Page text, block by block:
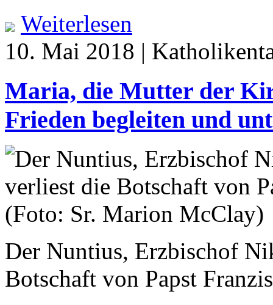
Weiterlesen
10. Mai 2018 |
Maria, die Mutter der
Frieden begleiten und
Der Nuntius, Erzbischof
Botschaft von Papst